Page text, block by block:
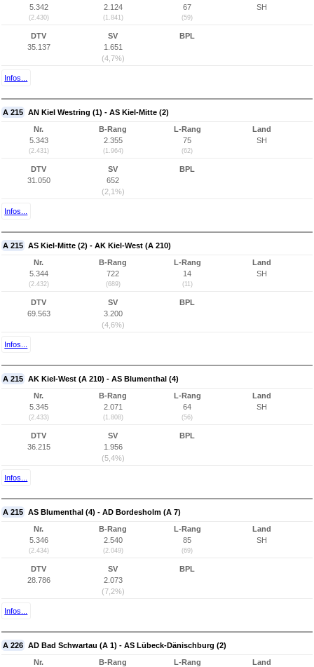
5.342
(2.430)
2.124
(1.841)
67
(59)
SH
DTV
35.137
SV
1.651
(4,7%)
BPL
Infos...
A 215 AN Kiel Westring (1) - AS Kiel-Mitte (2)
Nr.
5.343
(2.431)
B-Rang
2.355
(1.964)
L-Rang
75
(62)
Land
SH
DTV
31.050
SV
652
(2,1%)
BPL
Infos...
A 215 AS Kiel-Mitte (2) - AK Kiel-West (A 210)
Nr.
5.344
(2.432)
B-Rang
722
(689)
L-Rang
14
(11)
Land
SH
DTV
69.563
SV
3.200
(4,6%)
BPL
Infos...
A 215 AK Kiel-West (A 210) - AS Blumenthal (4)
Nr.
5.345
(2.433)
B-Rang
2.071
(1.808)
L-Rang
64
(56)
Land
SH
DTV
36.215
SV
1.956
(5,4%)
BPL
Infos...
A 215 AS Blumenthal (4) - AD Bordesholm (A 7)
Nr.
5.346
(2.434)
B-Rang
2.540
(2.049)
L-Rang
85
(69)
Land
SH
DTV
28.786
SV
2.073
(7,2%)
BPL
Infos...
A 226 AD Bad Schwartau (A 1) - AS Lübeck-Dänischburg (2)
Nr.
B-Rang
L-Rang
Land